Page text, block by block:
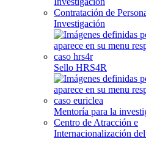
Contratación de
Investigación
Sello HRS4R
Mentoría para la
Centro de Atracción e
Internacionalización